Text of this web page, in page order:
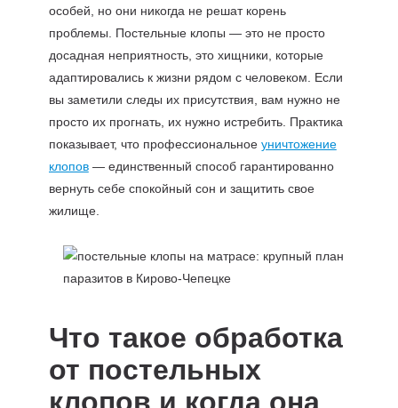
особей, но они никогда не решат корень
проблемы. Постельные клопы — это не просто
досадная неприятность, это хищники, которые
адаптировались к жизни рядом с человеком. Если
вы заметили следы их присутствия, вам нужно не
просто их прогнать, их нужно истребить. Практика
показывает, что профессиональное уничтожение
клопов— единственный способ гарантированно
вернуть себе спокойный сон и защитить свое
жилище.
Что такое обработка
от постельных